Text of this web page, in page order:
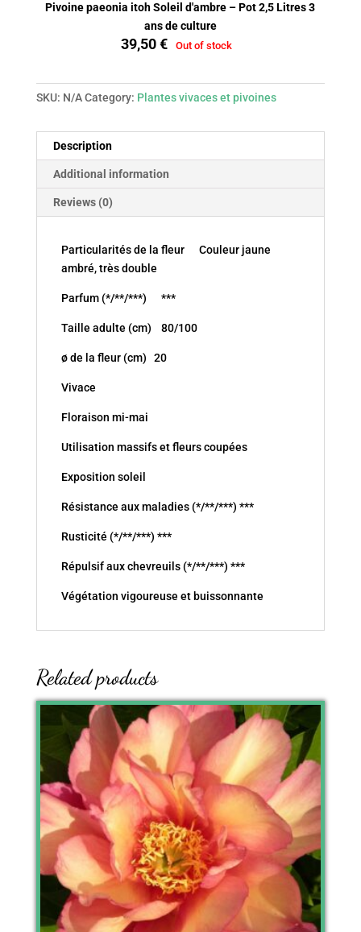
Pivoine paeonia itoh Soleil d'ambre – Pot 2,5 Litres 3
ans de culture
39,50 € Out of stock
SKU: N/A Category: Plantes vivaces et pivoines
Description
Additional information
Reviews (0)
Particularités de la fleur Couleur jaune
ambré, très double
Parfum (*/**/***) ***
Taille adulte (cm) 80/100
ø de la fleur (cm) 20
Vivace
Floraison mi-mai
Utilisation massifs et fleurs coupées
Exposition soleil
Résistance aux maladies (*/**/***) ***
Rusticité (*/**/***) ***
Répulsif aux chevreuils (*/**/***) ***
Végétation vigoureuse et buissonnante
Related products